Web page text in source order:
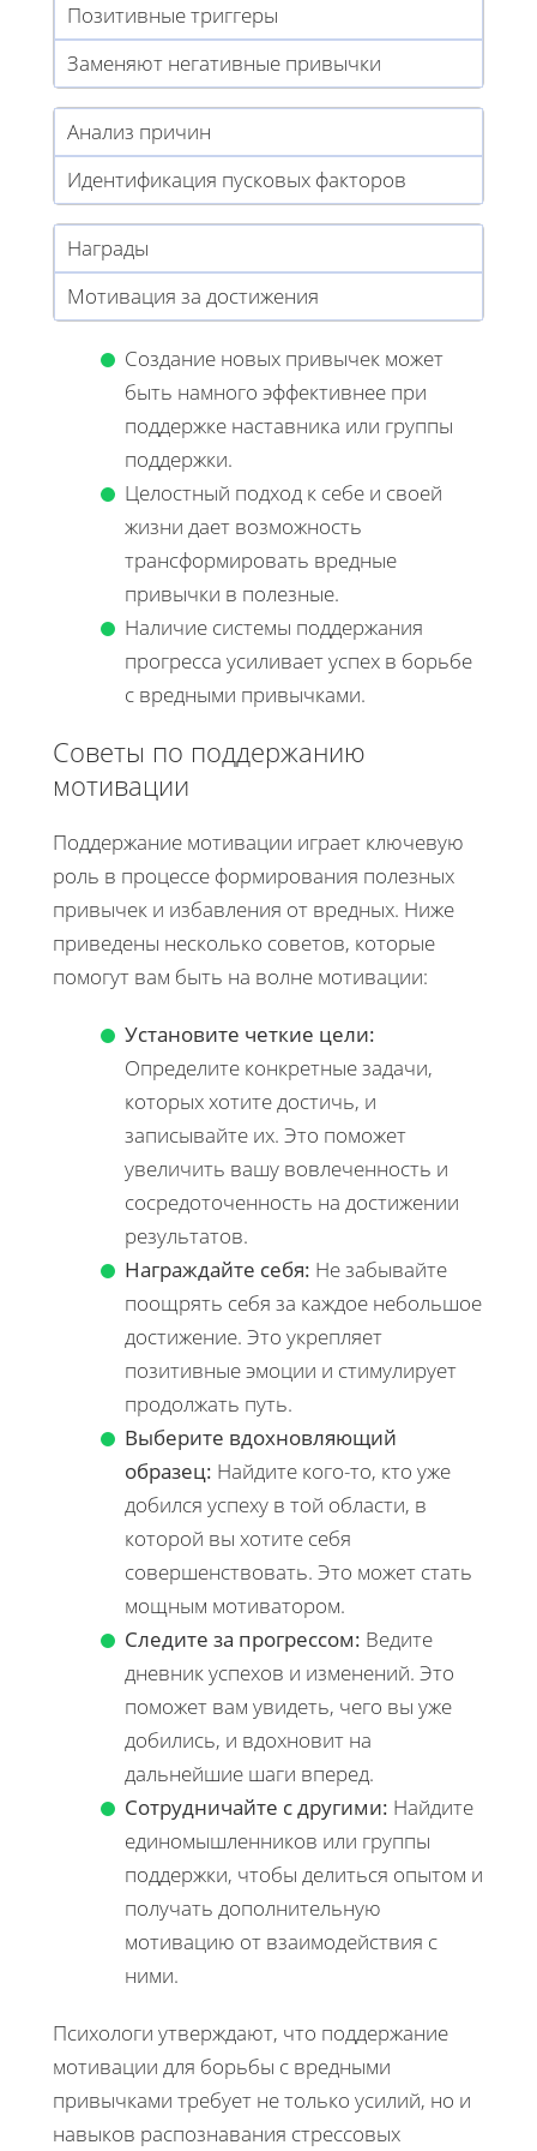
Позитивные триггеры
Заменяют негативные привычки
Анализ причин
Идентификация пусковых факторов
Награды
Мотивация за достижения
Создание новых привычек может
быть намного эффективнее при
поддержке наставника или группы
поддержки.
Целостный подход к себе и своей
жизни дает возможность
трансформировать вредные
привычки в полезные.
Наличие системы поддержания
прогресса усиливает успех в борьбе
с вредными привычками.
Советы по поддержанию
мотивации
Поддержание мотивации играет ключевую
роль в процессе формирования полезных
привычек и избавления от вредных. Ниже
приведены несколько советов, которые
помогут вам быть на волне мотивации:
Установите четкие цели:
Определите конкретные задачи,
которых хотите достичь, и
записывайте их. Это поможет
увеличить вашу вовлеченность и
сосредоточенность на достижении
результатов.
Награждайте себя: Не забывайте
поощрять себя за каждое небольшое
достижение. Это укрепляет
позитивные эмоции и стимулирует
продолжать путь.
Выберите вдохновляющий
образец: Найдите кого-то, кто уже
добился успеху в той области, в
которой вы хотите себя
совершенствовать. Это может стать
мощным мотиватором.
Следите за прогрессом: Ведите
дневник успехов и изменений. Это
поможет вам увидеть, чего вы уже
добились, и вдохновит на
дальнейшие шаги вперед.
Сотрудничайте с другими: Найдите
единомышленников или группы
поддержки, чтобы делиться опытом и
получать дополнительную
мотивацию от взаимодействия с
ними.
Психологи утверждают, что поддержание
мотивации для борьбы с вредными
привычками требует не только усилий, но и
навыков распознавания стрессовых